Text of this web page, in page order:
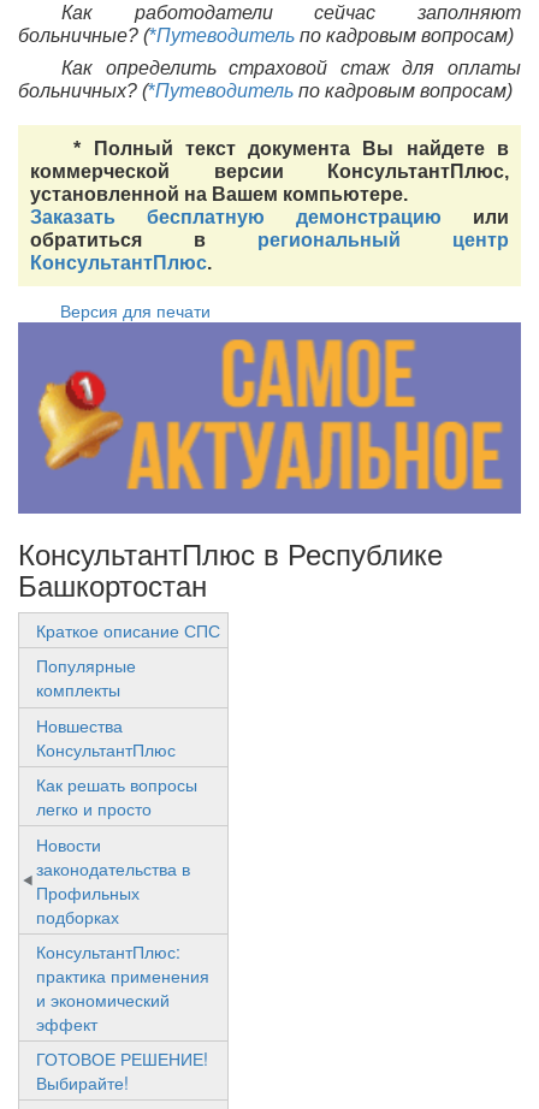
Как работодатели сейчас заполняют
больничные? (*Путеводитель по кадровым вопросам)
Как определить страховой стаж для оплаты
больничных? (*Путеводитель по кадровым вопросам)
* Полный текст документа Вы найдете в
коммерческой версии КонсультантПлюс,
установленной на Вашем компьютере.
Заказать бесплатную демонстрацию или
обратиться в региональный центр
КонсультантПлюс.
Версия для печати
КонсультантПлюс в Республике
Башкортостан
Краткое описание СПС
Популярные
комплекты
Новшества
КонсультантПлюс
Как решать вопросы
легко и просто
Новости
законодательства в
Профильных
подборках
КонсультантПлюс:
практика применения
и экономический
эффект
ГОТОВОЕ РЕШЕНИЕ!
Выбирайте!